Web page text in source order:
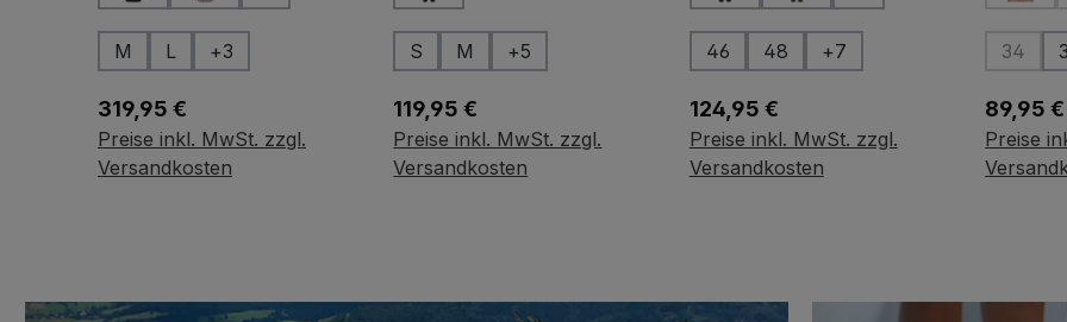
Größe auswählen
M L +3
Regulärer Preis:
319,95 €
Preise inkl. MwSt. zzgl.
Versandkosten
Variante wählen
Größe auswählen
S M +5
Regulärer Preis:
119,95 €
Preise inkl. MwSt. zzgl.
Versandkosten
Variante wählen
Größeauswählen
46 48 +7
Regulärer Preis:
124,95 €
Preise inkl. MwSt. zzgl.
Versandkosten
Variante wählen
Größe
34
89,95 €
Preise